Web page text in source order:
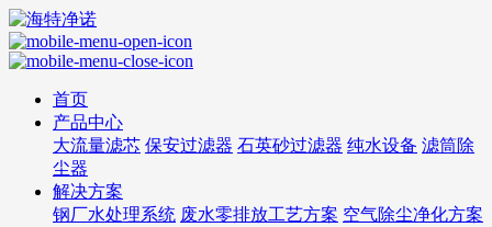
首页
产品中心
大流量滤芯 保安过滤器 石英砂过滤器 纯水设备 滤筒除
尘器
解决方案
钢厂水处理系统 废水零排放工艺方案 空气除尘净化方案